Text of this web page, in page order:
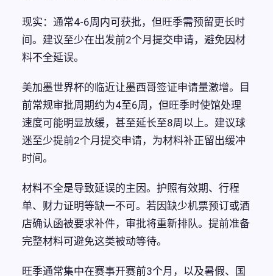
现实：通常4-6周内可获批，但旺季需预留更长时
间。建议至少在出发前2个月提交申请，避免因材
料不全延误。
美加墨世界杯的临近让墨西哥签证申请量激增。目
前常规审批周期约为4至6周，但旺季时使馆处理
速度可能明显放缓，甚至延长至8周以上。建议球
迷至少提前2个月提交申请，为材料补正留出缓冲
时间。
材料不全是导致延误的主因。护照有效期、行程
单、财力证明等缺一不可。若因缺少机票预订或酒
店确认函被要求补件，审批将重新排队。提前准备
完整材料可避免这类被动等待。
旺季通常集中在赛事开赛前3个月，以及暑假、国